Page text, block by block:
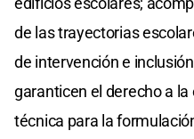
de las trayectorias
de intervención e
garanticen el derecho a
técnica para la